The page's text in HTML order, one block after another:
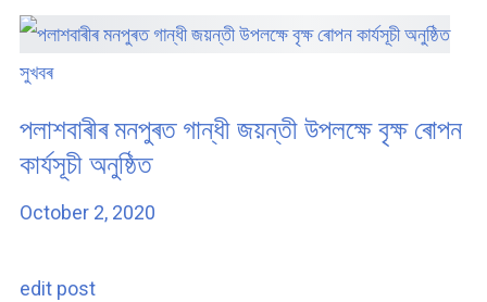
সুখবৰ
পলাশবাৰীৰ মনপুৰত গান্ধী জয়ন্তী উপলক্ষে বৃক্ষ ৰোপন
কাৰ্যসূচী অনুষ্ঠিত
October 2, 2020
edit post